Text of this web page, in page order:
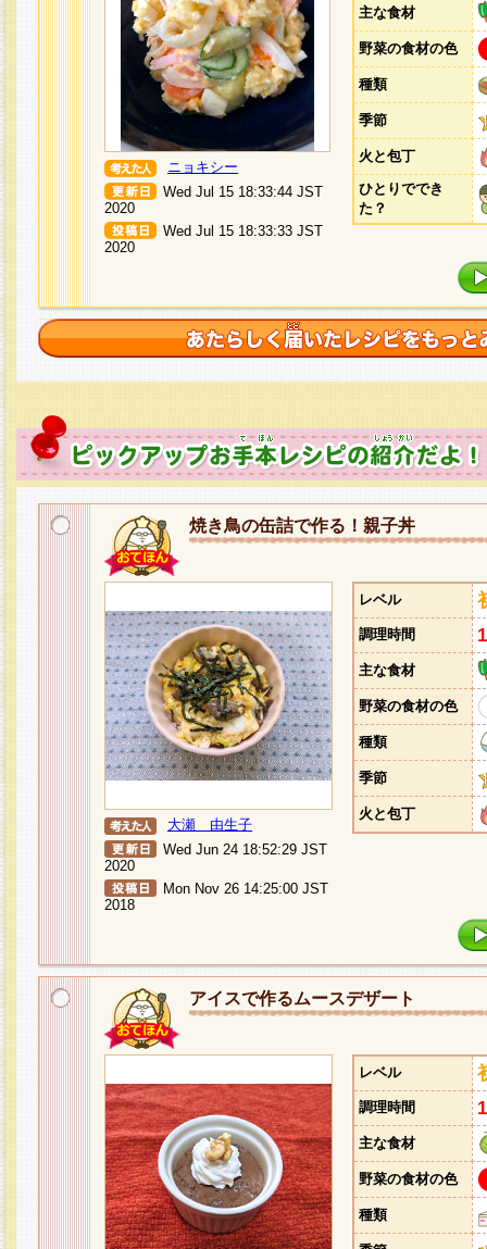
ニョキシー
Wed Jul 15 18:33:44 JST
2020
Wed Jul 15 18:33:33 JST
2020
主な食材
野菜の食材の色
種類
季節
火と包丁
ひとりででき
た？
焼き鳥の缶詰で作る！親子丼
大瀬 由生子
Wed Jun 24 18:52:29 JST
2020
Mon Nov 26 14:25:00 JST
2018
レベル
調理時間
主な食材
野菜の食材の色
種類
季節
火と包丁
アイスで作るムースデザート
レベル
調理時間
主な食材
野菜の食材の色
種類